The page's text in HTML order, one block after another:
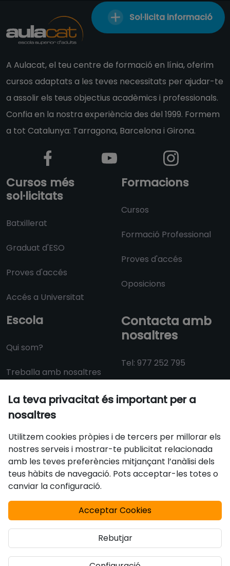
Sol·licita informació
A Aulacat, el teu centre de formació en línia, oferim
cursos adaptats a les teves necessitats per ajudar-te
a assolir els teus objectius acadèmics i professionals.
Confia en la nostra experiència des del 1999. Formem
a tot Catalunya: Tarragona, Barcelona i Girona.
Cursos més
sol·licitats
Batxillerat
Graduat d'ESO
Proves d'accés
Accés a Universitat
Formacions
Cursos
Formació Professional
Proves d'accés
Oposicions
Escola
Qui som?
Treballa amb nosaltres
Contacta amb
nosaltres
Tel: 977 252 795
15:00 a 18:30
Certificats
La teva privacitat és important per a
nosaltres
Utilitzem cookies pròpies i de tercers per millorar els
nostres serveis i mostrar-te publicitat relacionada
amb les teves preferències mitjançant l’anàlisi dels
teus hàbits de navegació. Pots acceptar-les totes o
canviar la configuració.
Rebutjar
Acceptar Cookies